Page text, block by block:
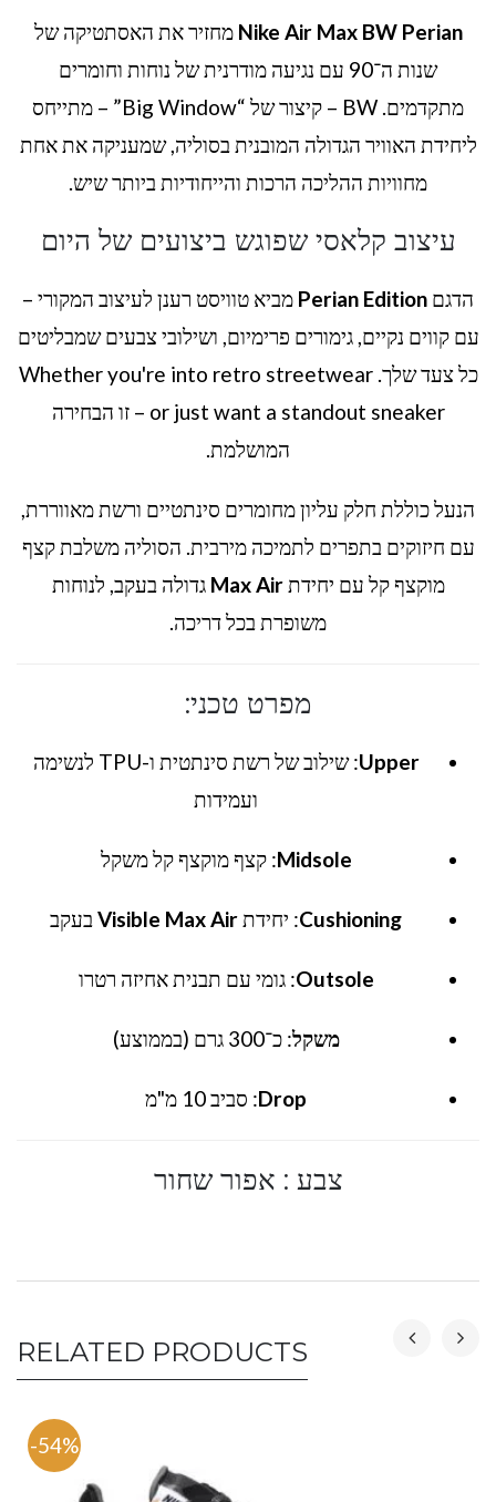
Nike Air Max BW Perian מחזיר את האסתטיקה של
שנות ה־90 עם נגיעה מודרנית של נוחות וחומרים
מתקדמים. BW – קיצור של “Big Window” – מתייחס
ליחידת האוויר הגדולה המובנית בסוליה, שמעניקה את אחת
מחוויות ההליכה הרכות והייחודיות ביותר שיש.
עיצוב קלאסי שפוגש ביצועים של היום
הדגם Perian Edition מביא טוויסט רענן לעיצוב המקורי –
עם קווים נקיים, גימורים פרימיום, ושילובי צבעים שמבליטים
כל צעד שלך. Whether you're into retro streetwear
or just want a standout sneaker – זו הבחירה
המושלמת.
הנעל כוללת חלק עליון מחומרים סינתטיים ורשת מאווררת,
עם חיזוקים בתפרים לתמיכה מירבית. הסוליה משלבת קצף
מוקצף קל עם יחידתMax Air גדולה בעקב, לנוחות
משופרת בכל דריכה.
מפרט טכני:
Upper
: שילוב של רשת סינתטית ו-TPU לנשימה
ועמידות
Midsole: קצף מוקצף קל משקל
Cushioning: יחידתVisible Max Airבעקב
Outsole: גומי עם תבנית אחיזה רטרו
משקל: כ־300 גרם (בממוצע)
Drop: סביב 10 מ"מ
צבע : אפור שחור
RELATED PRODUCTS
-54%